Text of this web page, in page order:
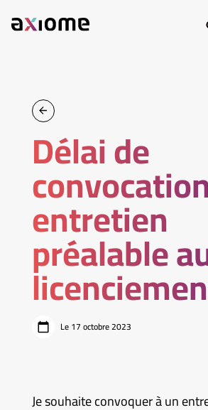
Délai de
entretien
préalable
Le 17 octobre 2023
Je souhaite convoquer à un